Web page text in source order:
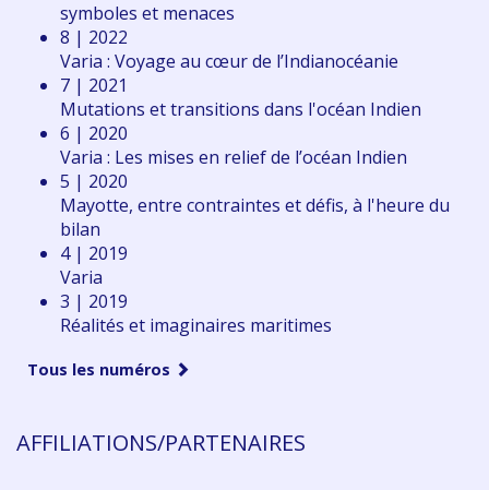
symboles et menaces
8 | 2022
Varia : Voyage au cœur de l’Indianocéanie
7 | 2021
Mutations et transitions dans l'océan Indien
6 | 2020
Varia : Les mises en relief de l’océan Indien
5 | 2020
Mayotte, entre contraintes et défis, à l'heure du
bilan
4 | 2019
Varia
3 | 2019
Réalités et imaginaires maritimes
Tous les numéros
AFFILIATIONS/PARTENAIRES